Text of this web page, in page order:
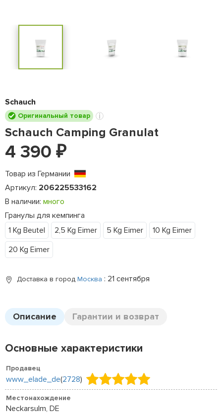
Schauch
Оригинальный товар
Schauch Camping Granulat
4 390 ₽
Товар из Германии
Артикул: 206225533162
В наличии: много
Гранулы для кемпинга
1 Kg Beutel
2,5 Kg Eimer 5 Kg Eimer
10 Kg Eimer
20 Kg Eimer
Доставка в город Москва : 21 сентября
Описание Гарантии и возврат
Основные характеристики
Продавец
www_elade_de(2728)
Местонахождение
Neckarsulm, DE